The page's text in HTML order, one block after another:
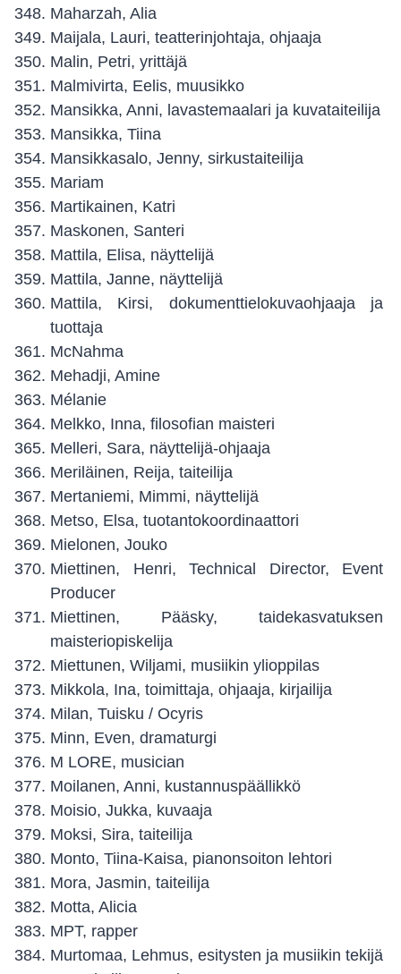
Maharzah, Alia
Maijala, Lauri, teatterinjohtaja, ohjaaja
Malin, Petri, yrittäjä
Malmivirta, Eelis, muusikko
Mansikka, Anni, lavastemaalari ja kuvataiteilija
Mansikka, Tiina
Mansikkasalo, Jenny, sirkustaiteilija
Mariam
Martikainen, Katri
Maskonen, Santeri
Mattila, Elisa, näyttelijä
Mattila, Janne, näyttelijä
Mattila, Kirsi, dokumenttielokuvaohjaaja ja
tuottaja
McNahma
Mehadji, Amine
Mélanie
Melkko, Inna, filosofian maisteri
Melleri, Sara, näyttelijä-ohjaaja
Meriläinen, Reija, taiteilija
Mertaniemi, Mimmi, näyttelijä
Metso, Elsa, tuotantokoordinaattori
Mielonen, Jouko
Miettinen, Henri, Technical Director, Event
Producer
Miettinen, Pääsky, taidekasvatuksen
maisteriopiskelija
Miettunen, Wiljami, musiikin ylioppilas
Mikkola, Ina, toimittaja, ohjaaja, kirjailija
Milan, Tuisku / Ocyris
Minn, Even, dramaturgi
M LORE, musician
Moilanen, Anni, kustannuspäällikkö
Moisio, Jukka, kuvaaja
Moksi, Sira, taiteilija
Monto, Tiina-Kaisa, pianonsoiton lehtori
Mora, Jasmin, taiteilija
Motta, Alicia
MPT, rapper
Murtomaa, Lehmus, esitysten ja musiikin tekijä